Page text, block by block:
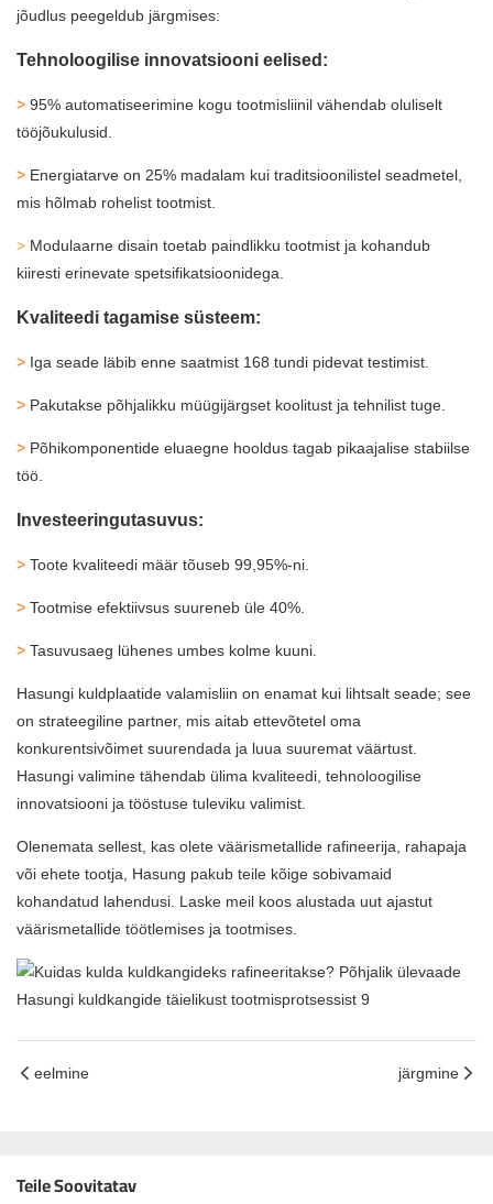
jõudlus peegeldub järgmises:
Tehnoloogilise innovatsiooni eelised:
> 95% automatiseerimine kogu tootmisliinil vähendab oluliselt
tööjõukulusid.
> Energiatarve on 25% madalam kui traditsioonilistel seadmetel,
mis hõlmab rohelist tootmist.
> Modulaarne disain toetab paindlikku tootmist ja kohandub
kiiresti erinevate spetsifikatsioonidega.
Kvaliteedi tagamise süsteem:
> Iga seade läbib enne saatmist 168 tundi pidevat testimist.
> Pakutakse põhjalikku müügijärgset koolitust ja tehnilist tuge.
> Põhikomponentide eluaegne hooldus tagab pikaajalise stabiilse
töö.
Investeeringutasuvus:
> Toote kvaliteedi määr tõuseb 99,95%-ni.
> Tootmise efektiivsus suureneb üle 40%.
> Tasuvusaeg lühenes umbes kolme kuuni.
Hasungi kuldplaatide valamisliin on enamat kui lihtsalt seade; see
on strateegiline partner, mis aitab ettevõtetel oma
konkurentsivõimet suurendada ja luua suuremat väärtust.
Hasungi valimine tähendab ülima kvaliteedi, tehnoloogilise
innovatsiooni ja tööstuse tuleviku valimist.
Olenemata sellest, kas olete väärismetallide rafineerija, rahapaja
või ehete tootja, Hasung pakub teile kõige sobivamaid
kohandatud lahendusi. Laske meil koos alustada uut ajastut
väärismetallide töötlemises ja tootmises.
eelmine järgmine
Teile Soovitatav